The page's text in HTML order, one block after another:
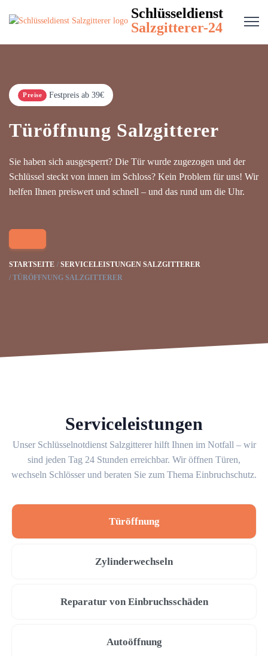
Schlüsseldienst
Salzgitterer-24
Preise Festpreis ab 39€
Türöffnung Salzgitterer
Sie haben sich ausgesperrt? Die Tür wurde zugezogen und der
Schlüssel steckt von innen im Schloss? Kein Problem für uns! Wir
helfen Ihnen preiswert und schnell – und das rund um die Uhr.
STARTSEITE
SERVICELEISTUNGEN SALZGITTERER
TÜRÖFFNUNG SALZGITTERER
Serviceleistungen
Unser Schlüsselnotdienst Salzgitterer hilft Ihnen im Notfall – wir
sind jeden Tag 24 Stunden erreichbar. Wir öffnen Türen,
wechseln Schlösser und beraten Sie zum Thema Einbruchschutz.
Türöffnung
Zylinderwechseln
Reparatur von Einbruchsschäden
Autoöffnung